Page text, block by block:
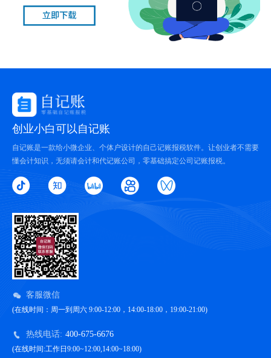
创业小白可以自记账
自记账是一款给小微企业、个体户设计的自己记账报税软件。让创业者不需要
懂会计知识，无须请会计和代记账公司，零基础搞定公司记账报税。
客服微信
(在线时间：周一到周六 9:00-12:00，14:00-18:00，19:00-21:00)
热线电话: 400-675-6676
(在线时间:工作日9:00~12:00,14:00~18:00)